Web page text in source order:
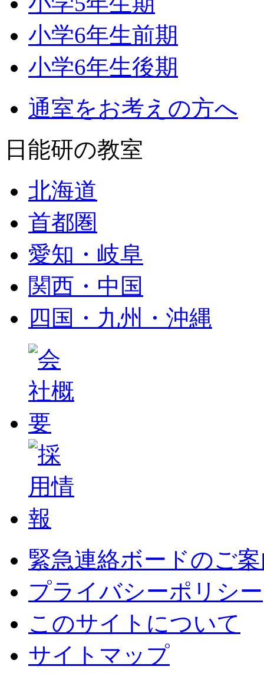
小学6年生前期
小学6年生後期
通室をお考えの方へ
日能研の教室
北海道
首都圏
愛知・岐阜
関西・中国
四国・九州・沖縄
緊急連絡ボードのご
プライバシーポリシー
このサイトについて
サイトマップ